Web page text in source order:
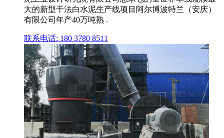
大的新型干法白水泥生产线项目阿尔博波特兰（安庆）
有限公司年产40万吨熟 .
联系电话: 180 3780 8511